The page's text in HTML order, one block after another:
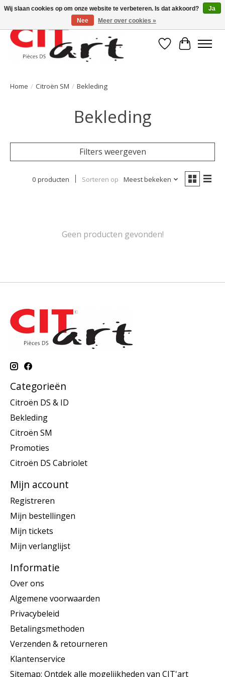
Verlanglijst
Home / Citroën SM / Bekleding
Bekleding
Filters weergeven
0 producten Sorteren op Meest bekeken
Geen producten gevonden!
Categorieën
Citroën DS & ID
Bekleding
Citroën SM
Promoties
Citroën DS Cabriolet
Mijn account
Registreren
Mijn bestellingen
Mijn tickets
Mijn verlanglijst
Informatie
Over ons
Algemene voorwaarden
Privacybeleid
Betalingsmethoden
Verzenden & retourneren
Klantenservice
Sitemap: Ontdek alle mogelijkheden van CIT'art
Wij slaan cookies op om onze website te verbeteren. Is dat akkoord?
Ja
Nee
Meer over cookies »